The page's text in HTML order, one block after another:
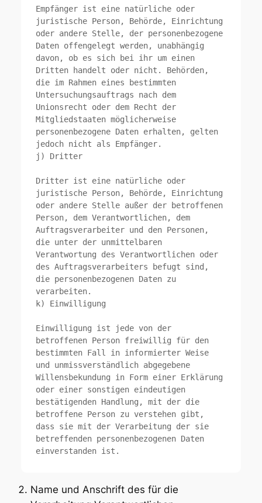
Empfänger ist eine natürliche oder
juristische Person, Behörde, Einrichtung
oder andere Stelle, der personenbezogene
Daten offengelegt werden, unabhängig
davon, ob es sich bei ihr um einen
Dritten handelt oder nicht. Behörden,
die im Rahmen eines bestimmten
Untersuchungsauftrags nach dem
Unionsrecht oder dem Recht der
Mitgliedstaaten möglicherweise
personenbezogene Daten erhalten, gelten
jedoch nicht als Empfänger.
j) Dritter
Dritter ist eine natürliche oder
juristische Person, Behörde, Einrichtung
oder andere Stelle außer der betroffenen
Person, dem Verantwortlichen, dem
Auftragsverarbeiter und den Personen,
die unter der unmittelbaren
Verantwortung des Verantwortlichen oder
des Auftragsverarbeiters befugt sind,
die personenbezogenen Daten zu
verarbeiten.
k) Einwilligung
Einwilligung ist jede von der
betroffenen Person freiwillig für den
bestimmten Fall in informierter Weise
und unmissverständlich abgegebene
Willensbekundung in Form einer Erklärung
oder einer sonstigen eindeutigen
bestätigenden Handlung, mit der die
betroffene Person zu verstehen gibt,
dass sie mit der Verarbeitung der sie
betreffenden personenbezogenen Daten
einverstanden ist.
Name und Anschrift des für die